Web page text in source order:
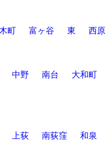
町 富ヶ谷 東 西原
中野 南台 大和町
上荻 南荻窪
和泉